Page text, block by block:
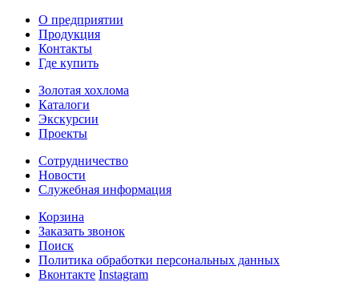
О предприятии
Продукция
Контакты
Где купить
Золотая хохлома
Каталоги
Экскурсии
Проекты
Сотрудничество
Новости
Служебная информация
Корзина
Заказать звонок
Поиск
Политика обработки персональных данных
Вконтакте Instagram